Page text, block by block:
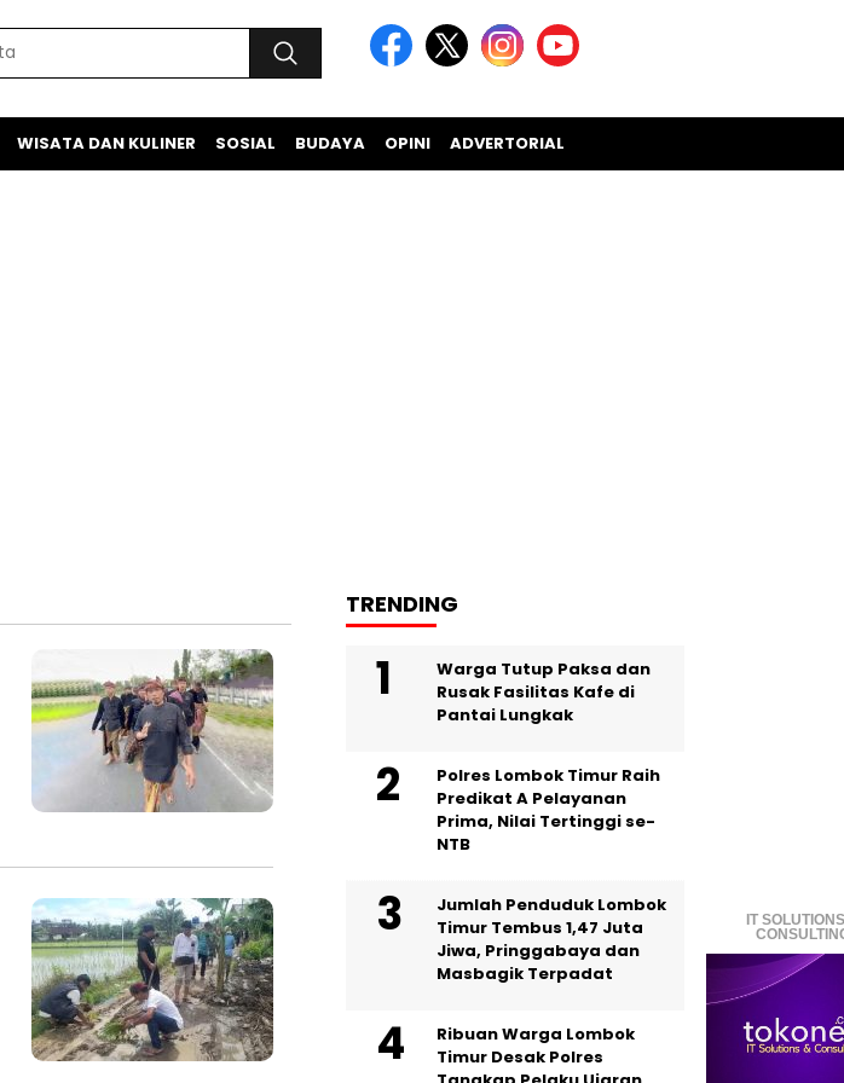
WISATA DAN KULINER SOSIAL BUDAYA OPINI ADVERTORIAL
IT
TRENDING
Warga Tutup Paksa dan
Rusak Fasilitas Kafe di
Pantai Lungkak
Polres Lombok Timur Raih
Predikat A Pelayanan
Prima, Nilai Tertinggi se-
NTB
Jumlah Penduduk Lombok
Timur Tembus 1,47 Juta
Jiwa, Pringgabaya dan
Masbagik Terpadat
Ribuan Warga Lombok
Timur Desak Polres